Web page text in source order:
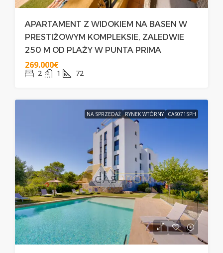
APARTAMENT Z WIDOKIEM NA BASEN W
PRESTIŻOWYM KOMPLEKSIE, ZALEDWIE
250 M OD PLAŻY W PUNTA PRIMA
269.000€
2 1 72
NA SPRZEDAŻ RYNEK WTÓRNY CAS071SPH